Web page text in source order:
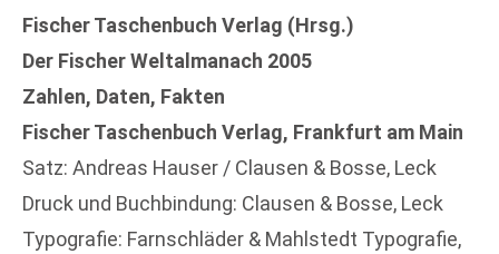
Fischer Taschenbuch Verlag (Hrsg.)
Der Fischer Weltalmanach 2005
Zahlen, Daten, Fakten
Fischer Taschenbuch Verlag, Frankfurt am Main
Satz: Andreas Hauser / Clausen & Bosse, Leck
Druck und Buchbindung: Clausen & Bosse, Leck
Typografie: Farnschläder & Mahlstedt Typografie,